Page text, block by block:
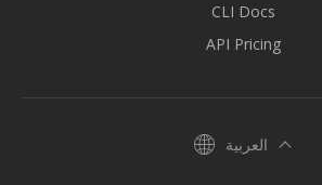
CLI Docs
API Pricing
العربية